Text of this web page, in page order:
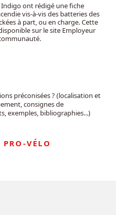
Indigo ont rédigé une fiche
vis-à-vis des batteries des
à part, ou en charge. Cette
sur le site Employeur
préconisées ? (localisation et
consignes de
exemples, bibliographies...)
VÉLO